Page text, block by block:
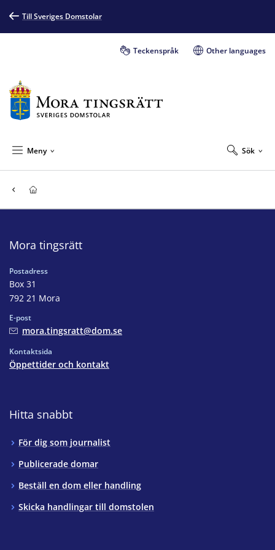
Till Sveriges Domstolar
Teckenspråk Other languages
Sök
Meny
Mora tingsrätt
Postadress
Box 31
792 21 Mora
E-post
mora.tingsratt@dom.se
Kontaktsida
Öppettider och kontakt
Hitta snabbt
För dig som journalist
Publicerade domar
Beställ en dom eller handling
Skicka handlingar till domstolen